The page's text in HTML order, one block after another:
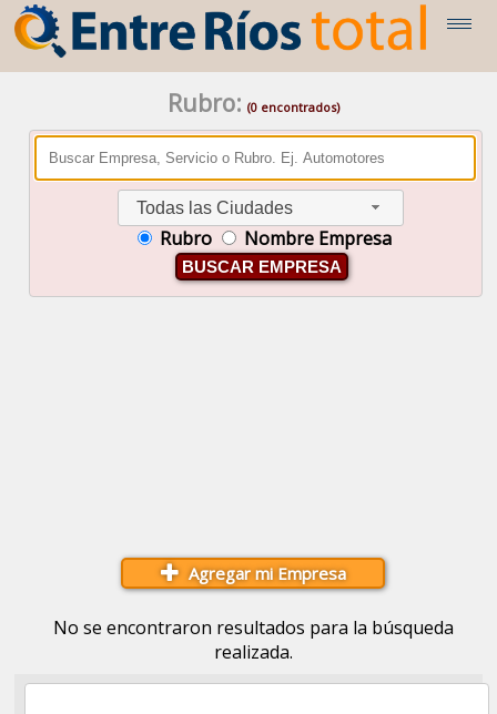
Rubro: (0 encontrados)
Todas las Ciudades
Rubro Nombre Empresa
BUSCAR EMPRESA
Agregar mi Empresa
No se encontraron resultados para la búsqueda
realizada.